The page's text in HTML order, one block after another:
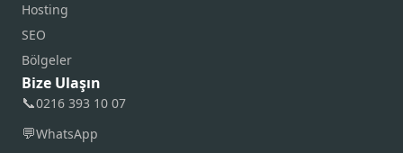
Hosting
SEO
Bölgeler
Bize Ulaşın
📞0216 393 10 07
💬WhatsApp